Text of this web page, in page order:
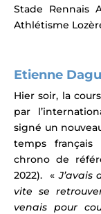
Stade Rennais
Athlétisme
Etienne
Hier soir, la
par
signé un
temps français
chrono de
2022).
«
vite se
venais pour